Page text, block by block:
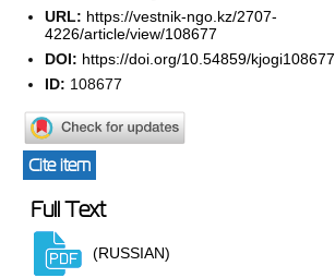
URL: https://vestnik-ngo.kz/2707-
4226/article/view/108677
DOI: https://doi.org/10.54859/kjogi108677
ID: 108677
Cite item
Full Text
(RUSSIAN)